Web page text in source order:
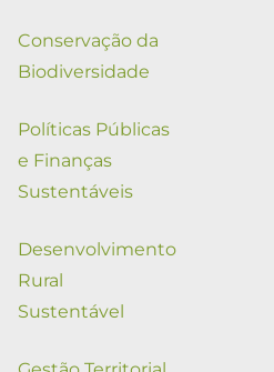
Conservação da
Biodiversidade
Políticas Públicas
e Finanças
Sustentáveis
Desenvolvimento
Rural
Sustentável